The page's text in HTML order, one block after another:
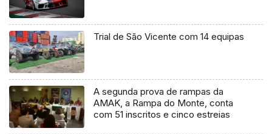
Trial de São Vicente com 14 equipas
A segunda prova de rampas da
AMAK, a Rampa do Monte, conta
com 51 inscritos e cinco estreias